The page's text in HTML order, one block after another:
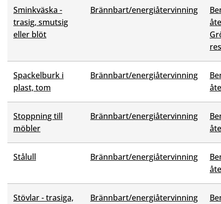
Sminkväska -
trasig, smutsig
eller blöt
Brännbart/energiåtervinning
Spackelburk i
plast, tom
Brännbart/energiåtervinning
Stoppning till
möbler
Brännbart/energiåtervinning
Stålull Brännbart/energiåtervinning
Stövlar - trasiga,
Brännbart/energiåtervinning